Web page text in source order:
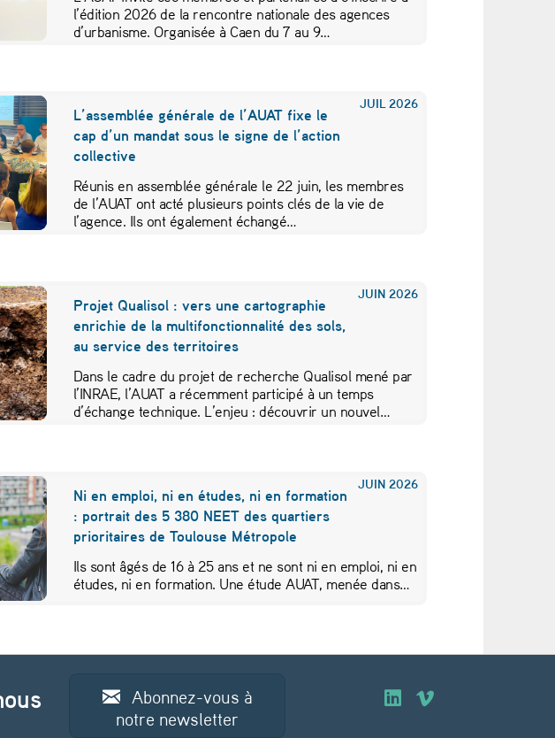
l’édition 2026 de la rencontre nationale des agences
d’urbanisme. Organisée à Caen du 7 au 9…
JUIL 2026
L’assemblée générale de l’AUAT fixe le
cap d’un mandat sous le signe de l’action
collective
Réunis en assemblée générale le 22 juin, les membres
de l’AUAT ont acté plusieurs points clés de la vie de
l’agence. Ils ont également échangé…
JUIN 2026
Projet Qualisol : vers une cartographie
enrichie de la multifonctionnalité des sols,
au service des territoires
Dans le cadre du projet de recherche Qualisol mené par
l’INRAE, l’AUAT a récemment participé à un temps
d’échange technique. L’enjeu : découvrir un nouvel…
JUIN 2026
Ni en emploi, ni en études, ni en formation
: portrait des 5 380 NEET des quartiers
prioritaires de Toulouse Métropole
Ils sont âgés de 16 à 25 ans et ne sont ni en emploi, ni en
études, ni en formation. Une étude AUAT, menée dans…
Abonnez-vous à
notre newsletter
O